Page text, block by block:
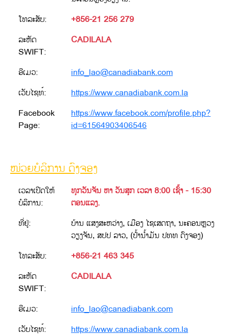
ໂທລະສັບ:
+856-21 256 279
ລະຫັດ
SWIFT:
CADILALA
ອີເມວ:
info_lao@canadiabank.com
ເວັບໄຊທ໌:
https://www.canadiabank.com.la
Facebook
Page:
https://www.facebook.com/profile.php?
id=61564903406546
ໜ່ວຍບໍລິການ ດົງຈອງ
ເວລາເປີດໃຫ້
ບໍລິການ:
ທຸກວັນຈັນ ຫາ ວັນສຸກ ເວລາ 8:00 ເຊົ້າ - 15:30
ຕອນແລງ.
ທີ່ຢູ່:
ບ້ານ ແສງສະຫວ່າງ, ເມືອງ ໄຊເສດຖາ, ນະຄອນຫຼວງ
ວຽງຈັນ, ສປປ ລາວ, (ປໍ້ານໍ້າມັນ ປທທ ດົງຈອງ)
ໂທລະສັບ:
+856-21 463 345
ລະຫັດ
SWIFT:
CADILALA
ອີເມວ:
info_lao@canadiabank.com
ເວັບໄຊທ໌:
https://www.canadiabank.com.la